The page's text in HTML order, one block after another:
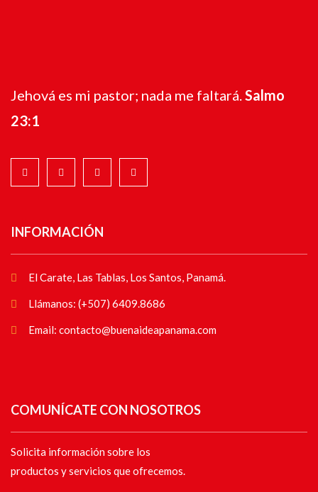
Jehová es mi pastor; nada me faltará. Salmo
23:1
INFORMACIÓN
El Carate, Las Tablas, Los Santos, Panamá.
Llámanos: (+507) 6409.8686
Email: contacto@buenaideapanama.com
COMUNÍCATE CON NOSOTROS
Solicita información sobre los
productos y servicios que ofrecemos.